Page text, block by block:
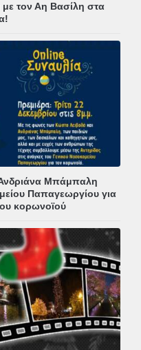
με τον Αη Βασίλη στα
Μπάμπαλη
Παπαγεωργίου για
κορωνοϊού